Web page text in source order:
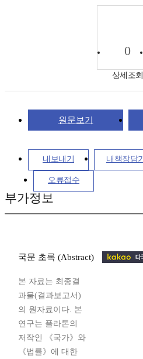
0
상세조회
원문보기
내보내기 내책장담기
오류접수
부가정보
국문 초록 (Abstract)
본 자료는 최종결
과물(결과보고서)
의 원자료이다. 본
연구는 플라톤의
저작인 《국가》와
《법률》에 대한